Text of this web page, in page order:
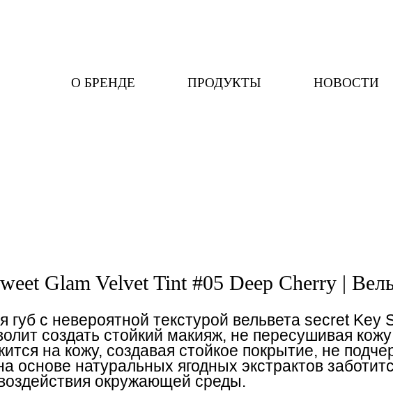
О БРЕНДЕ ПРОДУКТЫ НОВОСТИ
Glam Velvet Tint #05 Deep Cherry |
губ с невероятной текстурой вельвета secret
создать стойкий макияж, не пересушивая
на кожу, создавая стойкое покрытие, не
основе натуральных ягодных экстрактов
окружающей среды.